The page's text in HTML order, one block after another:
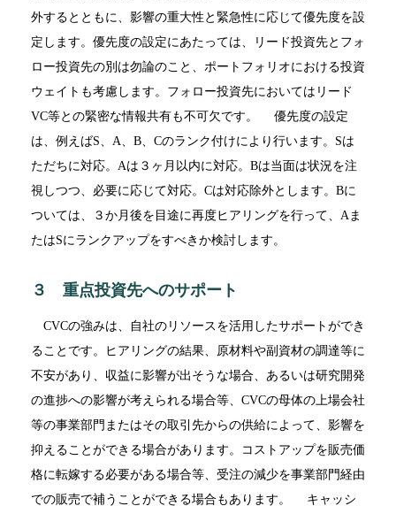
外するとともに、影響の重大性と緊急性に応じて優先度を設
定します。優先度の設定にあたっては、リード投資先とフォ
ロー投資先の別は勿論のこと、ポートフォリオにおける投資
ウェイトも考慮します。フォロー投資先においてはリード
VC等との緊密な情報共有も不可欠です。 優先度の設定
は、例えばS、A、B、Cのランク付けにより行います。Sは
ただちに対応。Aは３ヶ月以内に対応。Bは当面は状況を注
視しつつ、必要に応じて対応。Cは対応除外とします。Bに
ついては、３か月後を目途に再度ヒアリングを行って、Aま
たはSにランクアップをすべきか検討します。
３ 重点投資先へのサポート
CVCの強みは、自社のリソースを活用したサポートができ
ることです。ヒアリングの結果、原材料や副資材の調達等に
不安があり、収益に影響が出そうな場合、あるいは研究開発
の進捗への影響が考えられる場合等、CVCの母体の上場会社
等の事業部門またはその取引先からの供給によって、影響を
抑えることができる場合があります。コストアップを販売価
格に転嫁する必要がある場合等、受注の減少を事業部門経由
での販売で補うことができる場合もあります。 キャッシ